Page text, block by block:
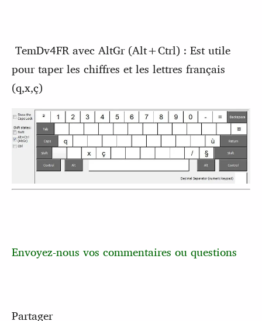
TemDv4FR avec AltGr (Alt+Ctrl) : Est utile
pour taper les chiffres et les lettres français
(q,x,ç)
Envoyez-nous vos commentaires ou questions
Partager